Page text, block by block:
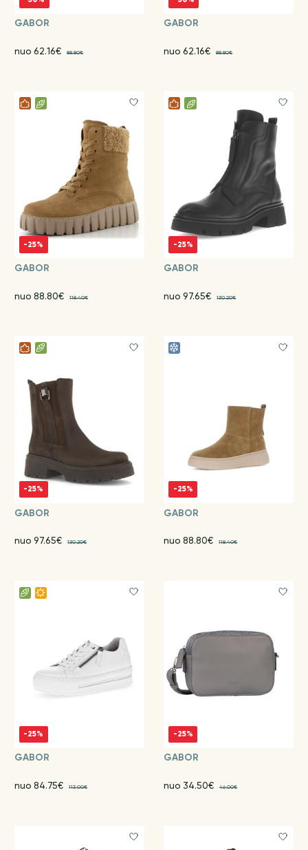
GABOR
nuo 62.16€ 88.80€
GABOR
nuo 62.16€ 88.80€
-25%
GABOR
nuo 88.80€ 118.40€
-25%
GABOR
nuo 97.65€ 130.20€
-25%
GABOR
nuo 97.65€ 130.20€
-25%
GABOR
nuo 88.80€ 118.40€
-25%
GABOR
nuo 84.75€ 113.00€
-25%
GABOR
nuo 34.50€ 46.00€